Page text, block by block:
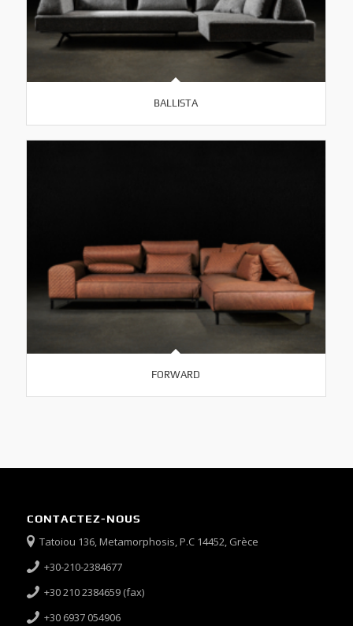
BALLISTA
FORWARD
CONTACTEZ-NOUS
Tatoiou 136, Metamorphosis, P.C 14452, Grèce
+30-210-2384677
+30 210 2384659 (fax)
+30 6937 054906